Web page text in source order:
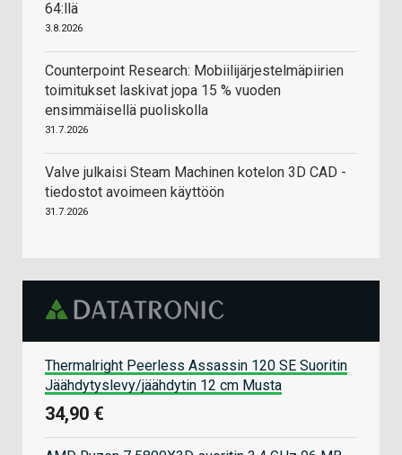
64:llä
3.8.2026
Counterpoint Research: Mobiilijärjestelmäpiirien
toimitukset laskivat jopa 15 % vuoden
ensimmäisellä puoliskolla
31.7.2026
Valve julkaisi Steam Machinen kotelon 3D CAD -
tiedostot avoimeen käyttöön
31.7.2026
Thermalright Peerless Assassin 120 SE Suoritin
Jäähdytyslevy/jäähdytin 12 cm Musta
34,90 €